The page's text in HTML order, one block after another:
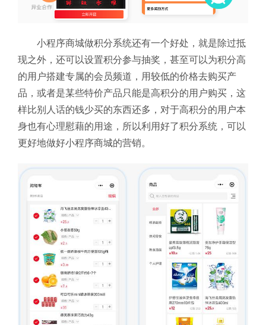
小程序商城做积分系统还有一个好处，就是除过抵
现之外，还可以设置积分参与抽奖，甚至可以为积分高
的用户搭建专属的会员频道，用较低的价格去购买产
品，或者是某些特价产品只能是高积分的用户购买，这
样比别人话的钱少买的东西还多，对于高积分的用户本
身也有心理慰藉的用途，所以利用好了积分系统，可以
更好地做好小程序商城的营销。